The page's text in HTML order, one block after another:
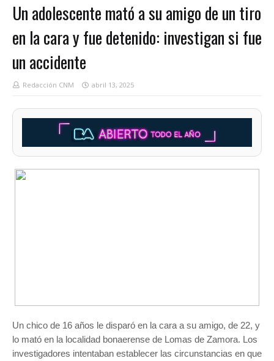
Un adolescente mató a su amigo de un tiro
en la cara y fue detenido: investigan si fue
un accidente
Redacción CNM abril 13, 2025
Un chico de 16 años le disparó en la cara a su amigo, de 22, y
lo mató en la localidad bonaerense de Lomas de Zamora. Los
investigadores intentaban establecer las circunstancias en que